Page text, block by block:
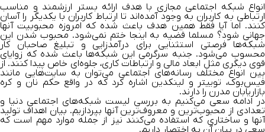
انواع شبکه اجتماعی مجازی با هدف ارائه بستر ارزشمند و مناسب
ارتباطی به کاربران به وجود آمده‌اند تا ارتباط کاربران با یکدیگر را آسان
کنند. اما آیا فقط همین هدف باعث شده که امروزه محبوبیت آنها
جهانی شود؟ مسلما قضیه به اینجا ختم نمی‌شود. محبوب شدن این
شبکه‌ها فرصتی استثنایی برای درآمدزایی و تبلیغ صاحبان کار
محسوب می‌شود. جنبه سرگر‌می ‌این شبکه‌ها باعث شده که زوایای
قوی دیگری مثل ابعاد مالی و ارتباطات کاری، جلوه‌ای خاص پیدا کنند. از
بین انواع مختلف رسانه‌های اجتماعی می‌توان به سایت‌هایی مانند
فیس‌بوک، توییتر و لینکدین اشاره کرد که در واقع حکم نان و کره
بازاریابان مدرن را دارند.
در ادامه سعی می‌کنیم به بررسی لیست شبکه‌های اجتماعی دنیا و
تعدادی از محبوب‌ترین و معروف‌ترین آنها بپردازیم. بیان اهداف تولید
آنها و ساختاری که استفاده می‌کنند نیز از جمله موارد مهم است که
سعی در بیان آن به اختصار داریم.